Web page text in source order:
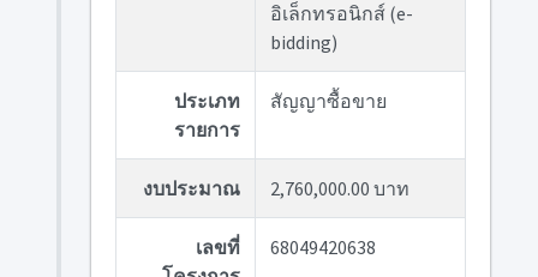
อิเล็กทรอนิกส์ (e-
bidding)
ประเภท
รายการ
สัญญาซื้อขาย
งบประมาณ 2,760,000.00 บาท
เลขที่
68049420638